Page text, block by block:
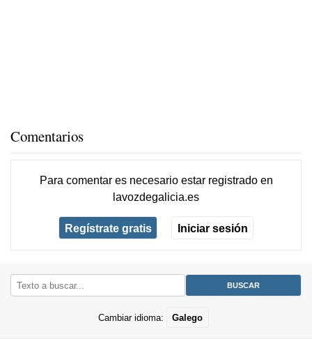
Comentarios
Para comentar es necesario estar registradoen
lavozdegalicia.es
Regístrate gratis Iniciar sesión
Cambiar idioma: Galego